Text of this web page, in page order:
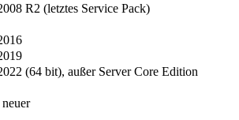
R2 (letztes Service Pack)
(64 bit), außer Server Core Edition